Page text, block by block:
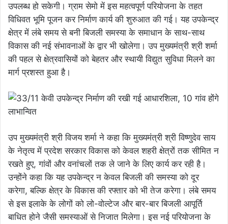
उपलब्ध हो सकेगी। ग्राम सेमो में इस महत्वपूर्ण परियोजना के तहत
विधिवत भूमि पूजन कर निर्माण कार्य की शुरुआत की गई। यह उपकेन्द्र
क्षेत्र में लंबे समय से बनी बिजली समस्या के समाधान के साथ-साथ
विकास की नई संभावनाओं के द्वार भी खोलेगा। उप मुख्यमंत्री श्री शर्मा
की पहल से क्षेत्रवासियों को बेहतर और स्थायी विद्युत सुविधा मिलने का
मार्ग प्रशस्त हुआ है।
उप मुख्यमंत्री श्री विजय शर्मा ने कहा कि मुख्यमंत्री श्री विष्णुदेव साय
के नेतृत्व में प्रदेश सरकार विकास को केवल शहरी क्षेत्रों तक सीमित न
रखते हुए, गांवों और वनांचलों तक ले जाने के लिए कार्य कर रही है।
उन्होंने कहा कि यह उपकेन्द्र न केवल बिजली की समस्या को दूर
करेगा, बल्कि क्षेत्र के विकास की रफ्तार को भी तेज करेगा। लंबे समय
से इस इलाके के लोगों को लो-वोल्टेज और बार-बार बिजली आपूर्ति
बाधित होने जैसी समस्याओं से निजात मिलेगा। इस नई परियोजना के